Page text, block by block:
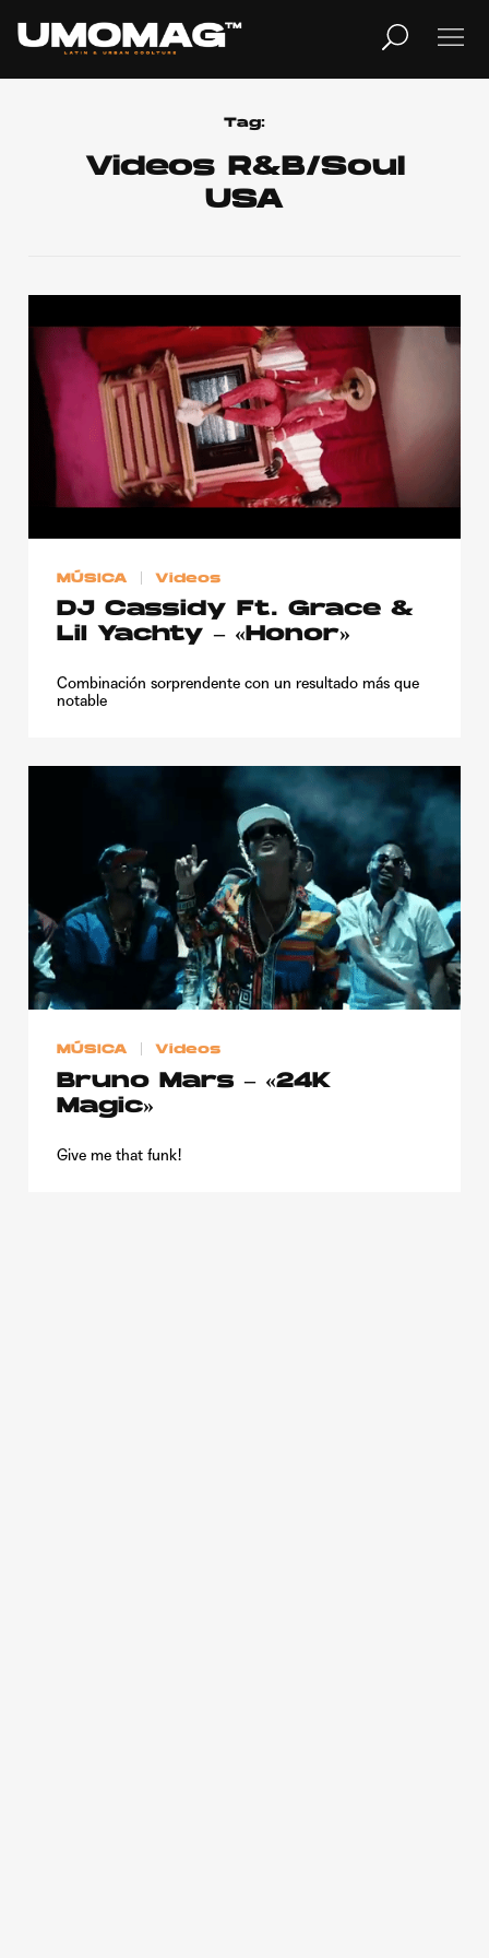
TV
Home
Cover Story
Publicidad
DERECHOS RESERVADOS.
Tag:
Videos R&B/Soul
USA
MÚSICA Videos
DJ Cassidy Ft. Grace &
Lil Yachty – «Honor»
Combinación sorprendente con un resultado más que
notable
MÚSICA Videos
Bruno Mars – «24K
Magic»
Give me that funk!